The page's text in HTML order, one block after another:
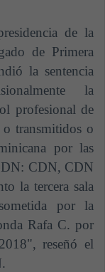
de la
de Primera
la sentencia
la
profesional de
o transmitidos o
por las
CDN, CDN
la tercera sala
por la
Rafa C. por
reseñó el